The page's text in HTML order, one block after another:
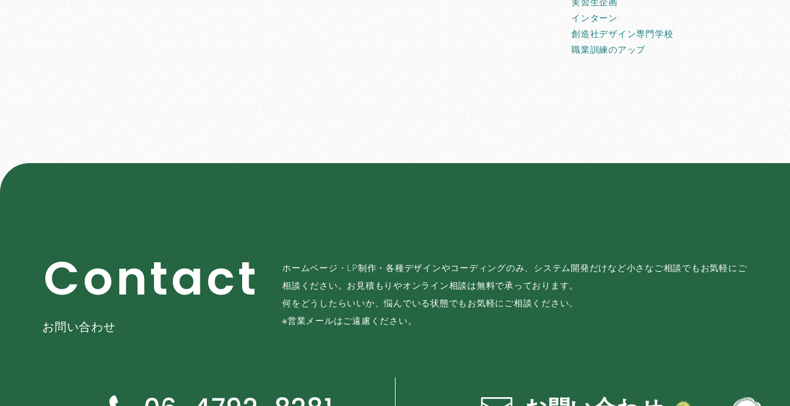
インターン
創造社デザイン専門学校
職業訓練のアップ
Contact
お問い合わせ
ホームページ・LP制作・各種デザインやコーディングのみ、システム開発だけなど小さなご相談でもお気軽にご
相談ください。お見積もりやオンライン相談は無料で承っております。
何をどうしたらいいか、悩んでいる状態でもお気軽にご相談ください。
※営業メールはご遠慮ください。